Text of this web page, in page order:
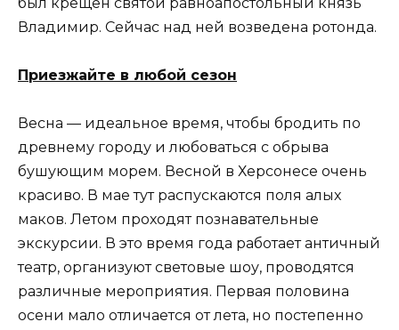
Владимир. Сейчас над ней возведена ротонда.
Приезжайте в любой сезон
Весна — идеальное время, чтобы бродить по
древнему городу и любоваться с обрыва
бушующим морем. Весной в Херсонесе очень
красиво. В мае тут распускаются поля алых
маков. Летом проходят познавательные
экскурсии. В это время года работает античный
театр, организуют световые шоу, проводятся
различные мероприятия. Первая половина
осени мало отличается от лета, но постепенно